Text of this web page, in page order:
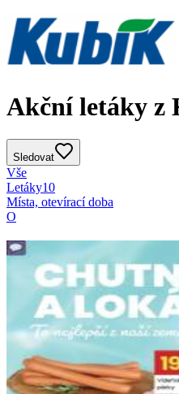
Akční letáky z
Sledovat
Vše
Letáky10
Místa, otevírací doba
O